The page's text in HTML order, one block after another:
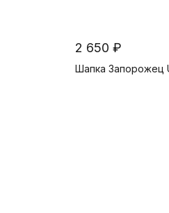
2 650 ₽
Шапка Запорожец